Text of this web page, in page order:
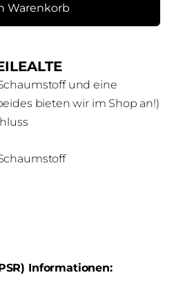
Warenkorb
und eine
bieten wir im Shop an!)
Informationen: